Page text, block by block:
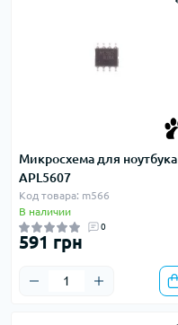
Микросхема для ноутбука
APL5607
Код товара: m566
В наличии
0
591 грн